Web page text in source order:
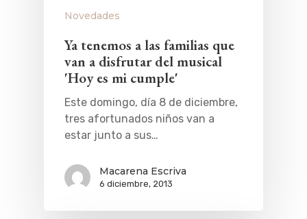
Novedades
Ya tenemos a las familias que
van a disfrutar del musical
'Hoy es mi cumple'
Este domingo, día 8 de diciembre,
tres afortunados niños van a
estar junto a sus…
Macarena Escriva
6 diciembre, 2013
GASTRO